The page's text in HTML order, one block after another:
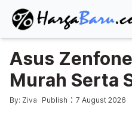
Asus
Murah Serta
Posted by
By: Ziva Publish : 7 August 2026